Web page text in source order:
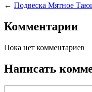
← Подвеска Мятное
Комментарии
Пока нет комментариев
Написать